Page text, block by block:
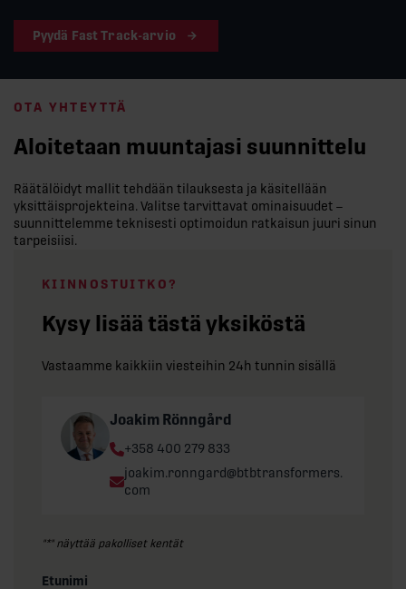
Pyydä Fast Track-arvio
OTA YHTEYTTÄ
Aloitetaan muuntajasi suunnittelu
Räätälöidyt mallit tehdään tilauksesta ja käsitellään
yksittäisprojekteina. Valitse tarvittavat ominaisuudet –
suunnittelemme teknisesti optimoidun ratkaisun juuri sinun
tarpeisiisi.
KIINNOSTUITKO?
Kysy lisää tästä yksiköstä
Vastaamme kaikkiin viesteihin 24h tunnin sisällä
Joakim Rönngård
Phone:
+358 400 279 833
Email:
joakim.ronngard@btbtransformers.
com
"*" näyttää pakolliset kentät
Etunimi